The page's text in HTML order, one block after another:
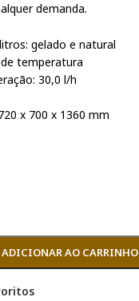
demanda.
gelado e natural
temperatura
30,0 l/h
x 700 x 1360 mm
ADICIONAR AO CARRINHO